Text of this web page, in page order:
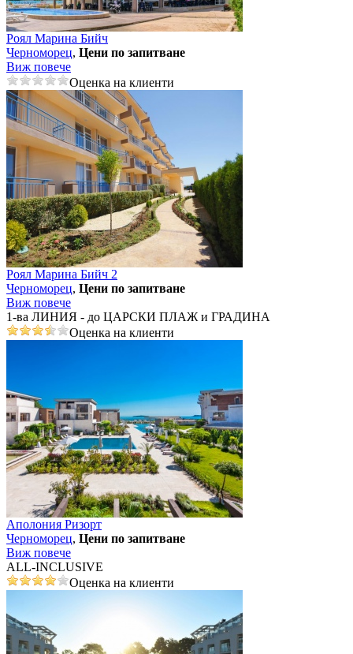
Роял Марина Бийч
Черноморец, Цени по запитване
Виж повече
Оценка на клиенти
Роял Марина Бийч 2
Черноморец, Цени по запитване
Виж повече
1-ва ЛИНИЯ - до ЦАРСКИ ПЛАЖ и ГРАДИНА
Оценка на клиенти
Аполония Ризорт
Черноморец, Цени по запитване
Виж повече
ALL-INCLUSIVE
Оценка на клиенти